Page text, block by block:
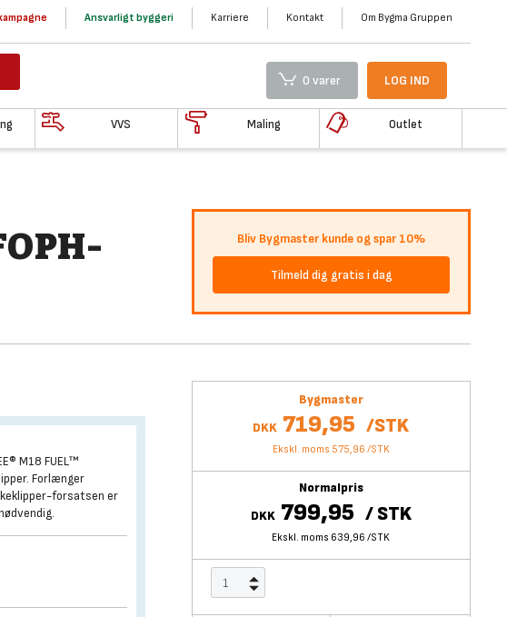
Ansvarligt byggeri Karriere Kontakt Om Bygma Gruppen
0 varer LOG IND
VVS Maling Outlet
Bliv Bygmaster kunde og spar 10%
Tilmeld dig gratis i dag
Bygmaster
DKK 719,95 /STK
Ekskl. moms 575,96 /STK
Normalpris
DKK 799,95 /STK
Ekskl. moms 639,96 /STK
M18 FUEL™
Forlænger
forsatsen er